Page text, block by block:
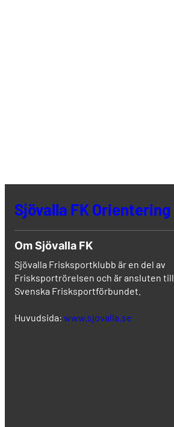
Sjövalla FK Orientering
Om Sjövalla FK
Sjövalla Frisksportklubb är en del av
Frisksportrörelsen och är ansluten till
Svenska Frisksportförbundet.
Huvudsida: www.sjovalla.se